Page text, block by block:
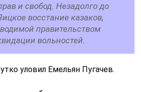
и свобод. Незадолго до
восстание казаков,
правительством
вольностей.
уловил Емельян Пугачев.